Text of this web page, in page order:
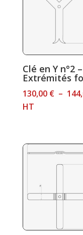
Clé en Y n°2 –
Extrémités
130,00 € –
HT